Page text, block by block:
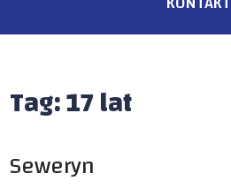
Tag:17 lat
Seweryn